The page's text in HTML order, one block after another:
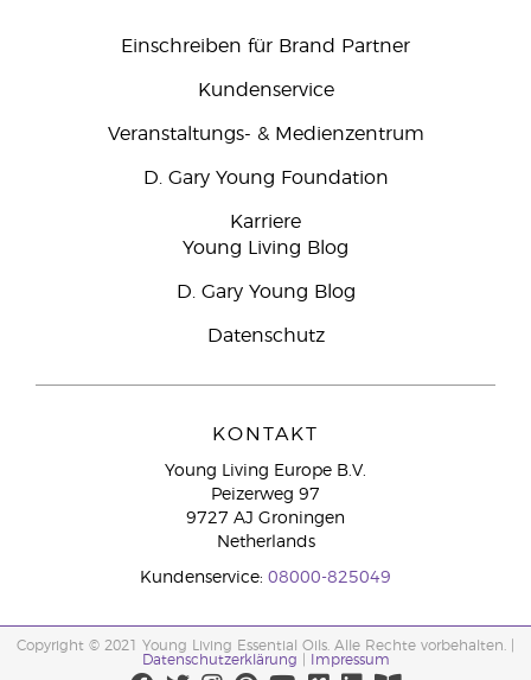
Einschreiben für Brand Partner
Kundenservice
Veranstaltungs- & Medienzentrum
D. Gary Young Foundation
Karriere
Young Living Blog
D. Gary Young Blog
Datenschutz
KONTAKT
Young Living Europe B.V.
Peizerweg 97
9727 AJ Groningen
Netherlands
Kundenservice: 08000-825049
Copyright © 2021 Young Living Essential Oils. Alle Rechte vorbehalten. |
Datenschutzerklärung
Impressum